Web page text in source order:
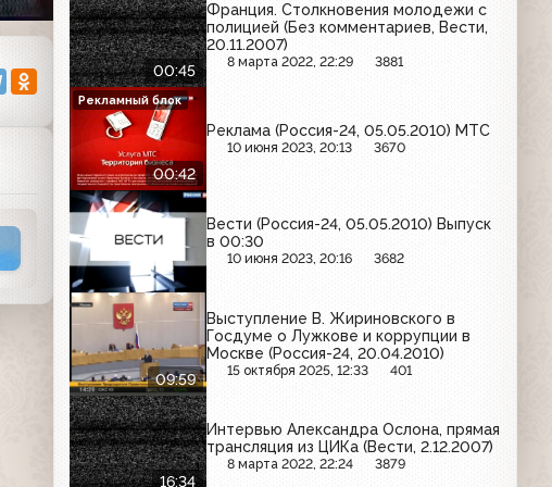
00:45
Франция. Столкновения молодежи с
полицией (Без комментариев, Вести,
20.11.2007)
8 марта 2022, 22:29 3881
00:42
Реклама (Россия-24, 05.05.2010) МТС
10 июня 2023, 20:13 3670
Рекламный блок
Вести (Россия-24, 05.05.2010) Выпуск
в 00:30
10 июня 2023, 20:16 3682
09:59
Выступление В. Жириновского в
Госдуме о Лужкове и коррупции в
Москве (Россия-24, 20.04.2010)
15 октября 2025, 12:33 401
16:34
Интервью Александра Ослона, прямая
трансляция из ЦИКа (Вести, 2.12.2007)
8 марта 2022, 22:24 3879